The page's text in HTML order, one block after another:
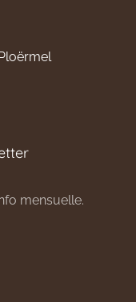
mensuelle.